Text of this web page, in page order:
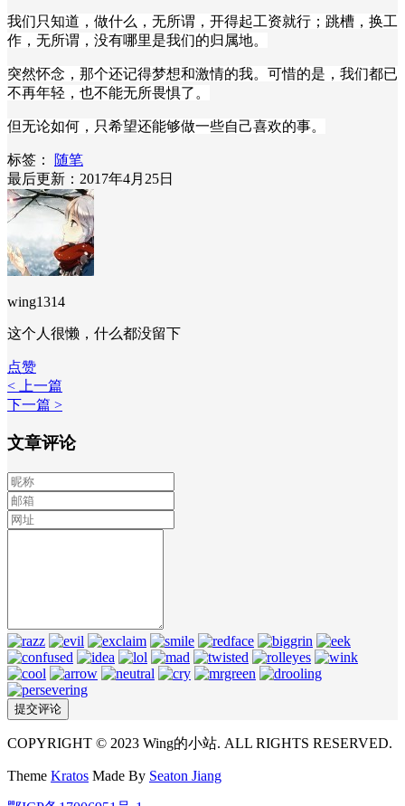
我们只知道，做什么，无所谓，开得起工资就行；跳槽，换工
作，无所谓，没有哪里是我们的归属地。
突然怀念，那个还记得梦想和激情的我。可惜的是，我们都已
不再年轻，也不能无所畏惧了。
但无论如何，只希望还能够做一些自己喜欢的事。
标签：
随笔
最后更新：2017年4月25日
wing1314
这个人很懒，什么都没留下
点赞
< 上一篇
下一篇 >
文章评论
COPYRIGHT © 2023 Wing的小站. ALL RIGHTS RESERVED.
Theme Kratos Made By Seaton Jiang